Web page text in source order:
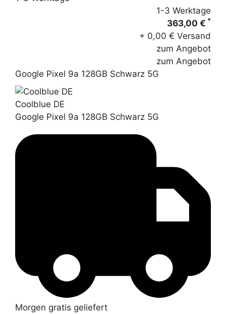
1-3 Werktage
363,00 € *
+ 0,00 € Versand
zum Angebot
zum Angebot
Google Pixel 9a 128GB Schwarz 5G
Coolblue DE
Google Pixel 9a 128GB Schwarz 5G
Morgen gratis geliefert